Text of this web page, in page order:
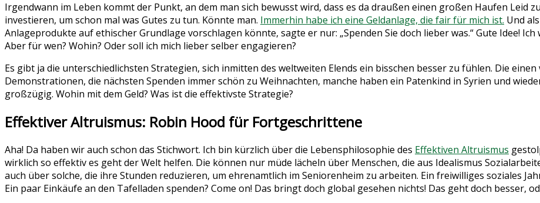
Irgendwann im Leben kommt der Punkt, an dem man sich bewusst wird, dass es da draußen einen großen Haufen Leid
investieren, um schon mal was Gutes zu tun. Könnte man. Immerhin habe ich eine Geldanlage, die fair für mich ist. Und
Anlageprodukte auf ethischer Grundlage vorschlagen könnte, sagte er nur: „Spenden Sie doch lieber was.“ Gute Idee!
Aber für wen? Wohin? Oder soll ich mich lieber selber engagieren?
Es gibt ja die unterschiedlichsten Strategien, sich inmitten des weltweiten Elends ein bisschen besser zu fühlen. Die
Demonstrationen, die nächsten Spenden immer schön zu Weihnachten, manche haben ein Patenkind in Syrien und
großzügig. Wohin mit dem Geld? Was ist die effektivste Strategie?
Effektiver Altruismus: Robin Hood für Fortgeschrittene
Aha! Da haben wir auch schon das Stichwort. Ich bin kürzlich über die Lebensphilosophie des Effektiven Altruismus
wirklich so effektiv es geht der Welt helfen. Die können nur müde lächeln über Menschen, die aus Idealismus
auch über solche, die ihre Stunden reduzieren, um ehrenamtlich im Seniorenheim zu arbeiten. Ein freiwilliges soziales
Ein paar Einkäufe an den Tafelladen spenden? Come on! Das bringt doch global gesehen nichts! Das geht doch besser,